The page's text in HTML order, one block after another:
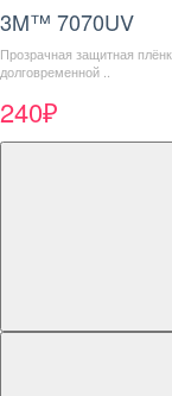
3M™ 7070UV
Прозрачная защитная
долговременной ..
240₽